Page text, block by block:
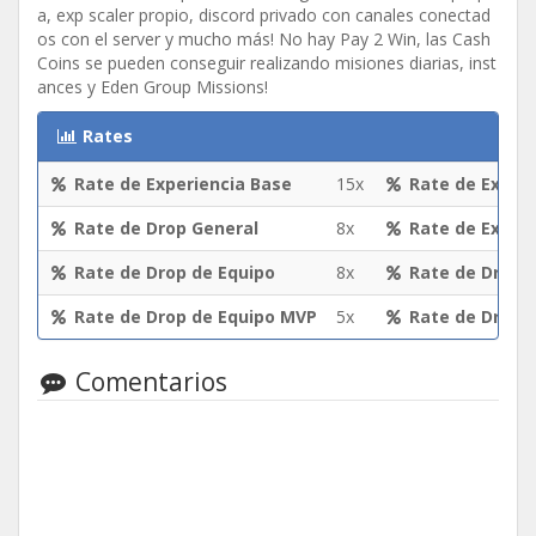
a, exp scaler propio, discord privado con canales conectad
os con el server y mucho más! No hay Pay 2 Win, las Cash
Coins se pueden conseguir realizando misiones diarias, inst
ances y Eden Group Missions!
Rates
Rate de Experiencia Base 15x
Rate de
Rate de Drop General
8x
Rate de
Rate de Drop de Equipo
8x
Rate de Drop
Rate de Drop de Equipo MVP
5x Rate de Drop
Comentarios